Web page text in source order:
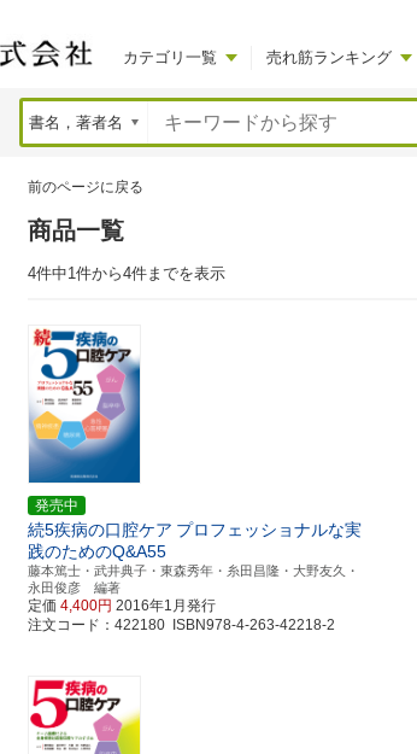
カテゴリ一覧 売れ筋ランキング
前のページに戻る
商品一覧
4件中1件から4件までを表示
発売中
続5疾病の口腔ケア プロフェッショナルな実
践のためのQ&A55
藤本篤士・武井典子・東森秀年・糸田昌隆・大野友久・
永田俊彦 編著
定価 4,400円 2016年1月発行
注文コード：422180 ISBN978-4-263-42218-2